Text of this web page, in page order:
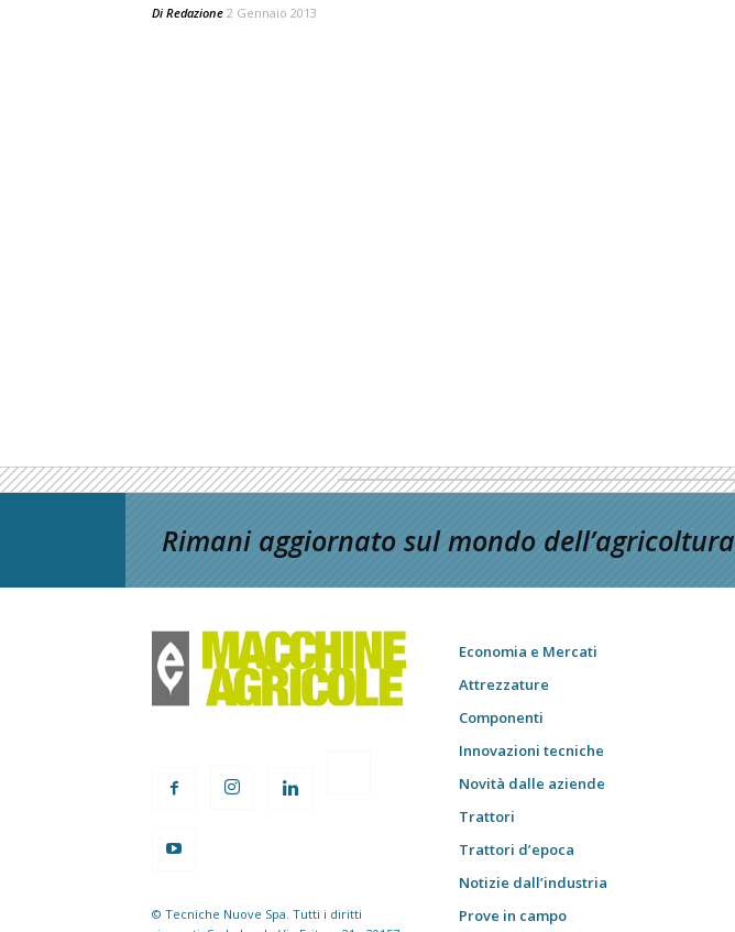
Di Redazione 2 Gennaio 2013
Rimani aggiornato sul mondo dell’agricoltura
© Tecniche Nuove Spa. Tutti i diritti
Economia e Mercati
Attrezzature
Componenti
Innovazioni tecniche
Novità dalle aziende
Trattori
Trattori d’epoca
Notizie dall’industria
Prove in campo